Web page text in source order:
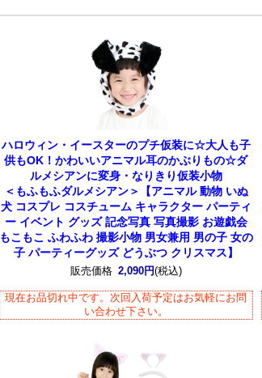
ハロウィン・イースターのプチ仮装に☆大人も子
供もOK！かわいいアニマル耳のかぶりもの☆ダ
ルメシアンに変身・なりきり仮装小物
＜もふもふダルメシアン＞【アニマル 動物 いぬ
犬 コスプレ コスチューム キャラクター パーティ
ー イベント グッズ 記念写真 写真撮影 お遊戯会
もこもこ ふわふわ 撮影小物 男女兼用 男の子 女の
子 パーティーグッズ どうぶつ クリスマス】
販売価格 2,090円(税込)
現在お品切れ中です。次回入荷予定はお気軽にお問
い合わせ下さい。